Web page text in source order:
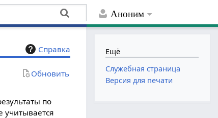
Аноним
Справка
Обновить
по
учитывается
Ещё
Служебная страница
Версия для печати